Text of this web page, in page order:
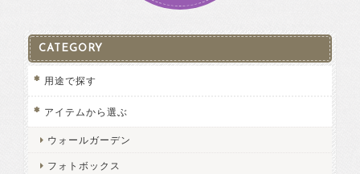
CATEGORY
用途で探す
アイテムから選ぶ
ウォールガーデン
フォトボックス